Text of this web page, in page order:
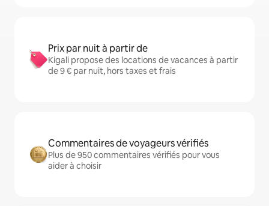
Prix par nuit à partir de
Kigali propose des locations de vacances à partir
de 9 € par nuit, hors taxes et frais
Commentaires de voyageurs vérifiés
Plus de 950 commentaires vérifiés pour vous
aider à choisir